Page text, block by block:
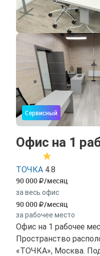
Сервисный
Офис на 1
ТОЧКА 4.8
90 000 /месяц
за весь офис
90 000 /месяц
за рабочее место
Офис на 1 рабочее
Пространство
«ТОЧКА», Москва.